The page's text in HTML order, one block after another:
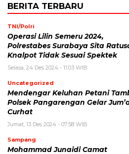
BERITA TERBARU
TNI/Polri
Operasi Lilin Semeru 2024,
Polrestabes Surabaya Sita
Knalpot Tidak Sesuai Spektek
Selasa, 24 Des 2024 - 11:03 WIB
Uncategorized
Mendengar Keluhan Petani
Polsek Pangarengan Gelar
Curhat
Jumat, 13 Des 2024 - 07:58 WIB
Sampang
Mohammad Junaidi Camat